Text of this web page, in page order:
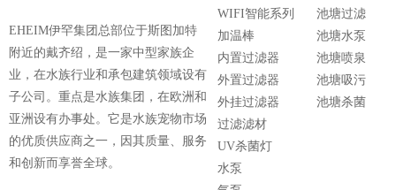
EHEIM伊罕集团总部位于斯图加特
附近的戴齐绍，是一家中型家族企
业，在水族行业和承包建筑领域设有
子公司。重点是水族集团，在欧洲和
亚洲设有办事处。它是水族宠物市场
的优质供应商之一，因其质量、服务
和创新而享誉全球。
WIFI智能系列
加温棒
内置过滤器
外置过滤器
外挂过滤器
过滤滤材
UV杀菌灯
水泵
池塘过滤
池塘水泵
池塘喷泉
池塘吸污
池塘杀菌